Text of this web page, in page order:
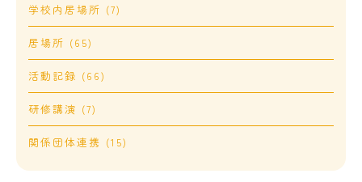
学校内居場所 (7)
居場所 (65)
活動記録 (66)
研修講演 (7)
関係団体連携 (15)